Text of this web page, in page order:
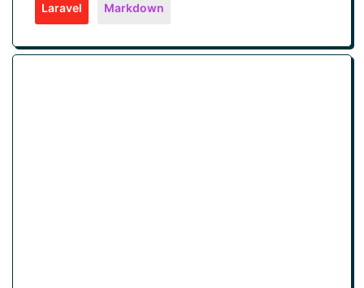
Laravel Markdown